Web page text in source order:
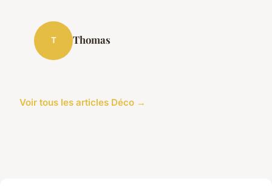
T Thomas
Voir tous les articles Déco →